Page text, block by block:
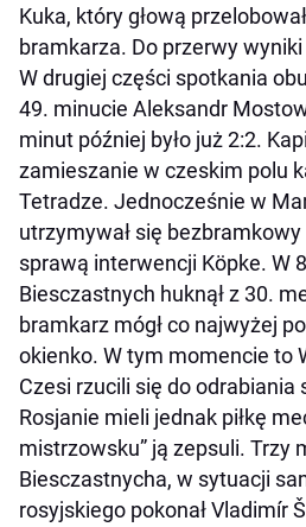
Kuka, który głową
bramkarza. Do przerwy
W drugiej części spotkania
49. minucie Aleksandr
minut później było już 2:2.
zamieszanie w czeskim polu
Tetradze. Jednocześnie w
utrzymywał się bezbramkowy
sprawą interwencji Köpke. W
Biesczastnych huknął z 30.
bramkarz mógł co najwyżej
okienko. W tym momencie to
Czesi rzucili się do odrabiania
Rosjanie mieli jednak piłkę
mistrzowsku” ją zepsuli. Trzy
Biesczastnycha, w sytuacji
rosyjskiego pokonał Vladimír